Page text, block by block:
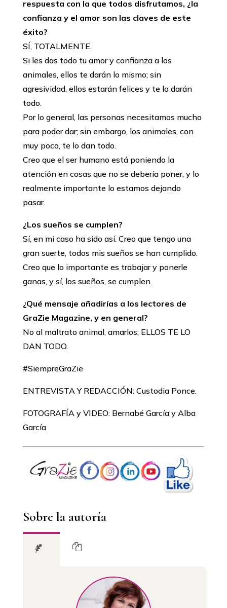
respuesta con la que todos disfrutamos, ¿la
confianza y el amor son las claves de este
éxito?
SÍ, TOTALMENTE.
Si les das todo tu amor y confianza a los
animales, ellos te darán lo mismo; sin
agresividad, ellos estarán felices y te lo darán
todo.
Por lo general, las personas necesitamos mucho
para poder dar; sin embargo, los animales, con
muy poco, te lo dan todo.
Creo que el ser humano está poniendo la
atención en cosas que no se debería poner, y lo
realmente importante lo estamos dejando
pasar.
¿Los sueños se cumplen?
Sí, en mi caso ha sido así. Creo que tengo una
gran suerte, todos mis sueños se han cumplido.
Creo que lo importante es trabajar y ponerle
ganas, y sí, los sueños, se cumplen.
¿Qué mensaje añadirías a los lectores de
GraZie Magazine, y en general?
No al maltrato animal, amarlos; ELLOS TE LO
DAN TODO.
#SiempreGraZie
ENTREVISTA Y REDACCIÓN: Custodia Ponce.
FOTOGRAFÍA y VIDEO: Bernabé García y Alba
García
Sobre la autoría